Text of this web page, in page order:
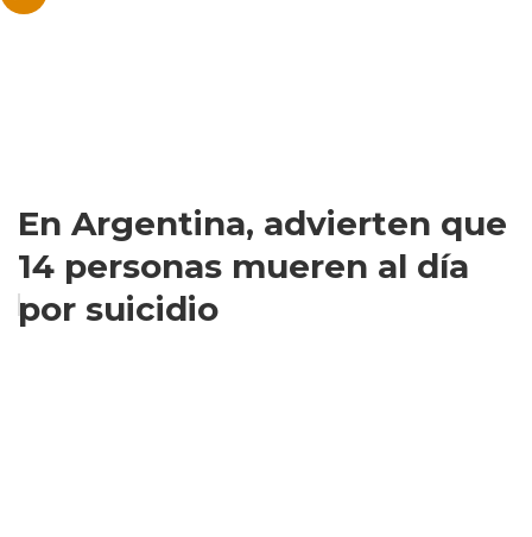
En Argentina, advierten que
14 personas mueren al día
por suicidio